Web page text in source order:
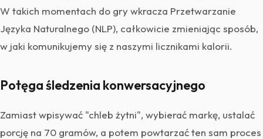
W takich momentach do gry wkracza Przetwarzanie
Języka Naturalnego (NLP), całkowicie zmieniając sposób,
w jaki komunikujemy się z naszymi licznikami kalorii.
Potęga śledzenia konwersacyjnego
Zamiast wpisywać "chleb żytni", wybierać markę, ustalać
porcję na 70 gramów, a potem powtarzać ten sam proces